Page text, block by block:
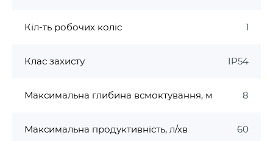
Максимальна глибина всмоктування: 8 м.
з вбудованим в обмотку термозахистом.
Клас ізоляції: F-термостійкість двигуна до 155
Кіл-ть робочих коліс 1
Клас захисту IP54
Максимальна глибина всмоктування, м 8
Максимальна продуктивність, л/хв 60